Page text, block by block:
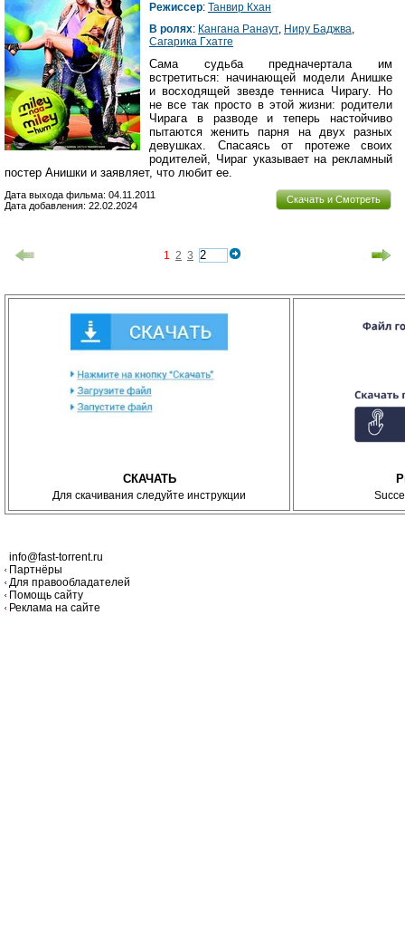
Режиссер: Танвир Кхан
В ролях: Кангана Ранаут, Ниру Баджва,
Сагарика Гхатге
Сама судьба предначертала им
встретиться: начинающей модели Анишке
и восходящей звезде тенниса Чирагу. Но
не все так просто в этой жизни: родители
Чирага в разводе и теперь настойчиво
пытаются женить парня на двух разных
девушках. Спасаясь от протеже своих
родителей, Чираг указывает на рекламный
постер Анишки и заявляет, что любит ее.
Скачать и Смотреть
Дата выхода фильма: 04.11.2011
Дата добавления: 22.02.2024
1 2 3
СКАЧАТЬ
Для скачивания следуйте инструкции
info@fast-torrent.ru
Партнёры
Для правообладателей
Помощь сайту
Реклама на сайте